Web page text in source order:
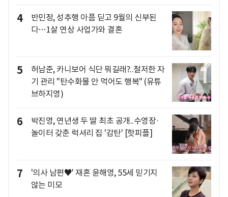
4
반민정, 성추행 아픔 딛고 9월의 신부된
다…1살 연상 사업가와 결혼
5
허남준, 카니보어 식단 뭐길래?..철저한 자
기 관리 "탄수화물 안 먹어도 행복" (유튜
브하지영)
6
박진영, 연년생 두 딸 최초 공개..수영장·
놀이터 갖춘 럭셔리 집 '감탄' [핫피플]
7
'의사 남편♥' 재혼 윤해영, 55세 믿기지
않는 미모